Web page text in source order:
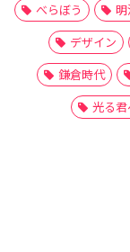
べらぼう
デザイン
鎌倉時代
光る君